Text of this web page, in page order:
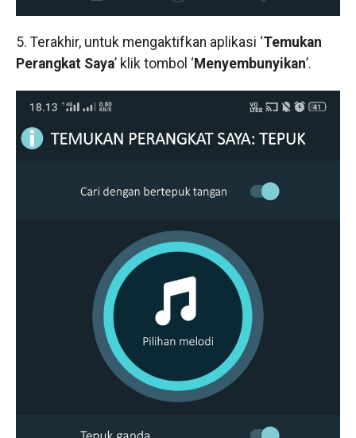
5. Terakhir, untuk mengaktifkan aplikasi ‘Temukan
Perangkat Saya’ klik tombol ‘ Menyembunyikan’.